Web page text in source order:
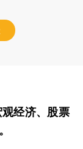
观经济、股票